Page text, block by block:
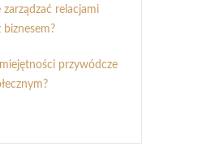
zarządzać relacjami
biznesem?
przywódcze